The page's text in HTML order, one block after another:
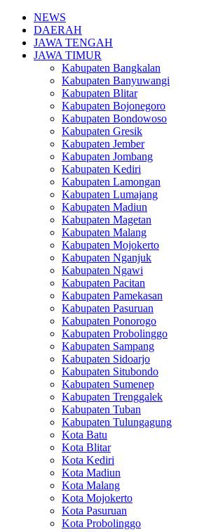
NEWS
DAERAH
JAWA TENGAH
JAWA TIMUR
Kabupaten Bangkalan
Kabupaten Banyuwangi
Kabupaten Blitar
Kabupaten Bojonegoro
Kabupaten Bondowoso
Kabupaten Gresik
Kabupaten Jember
Kabupaten Jombang
Kabupaten Kediri
Kabupaten Lamongan
Kabupaten Lumajang
Kabupaten Madiun
Kabupaten Magetan
Kabupaten Malang
Kabupaten Mojokerto
Kabupaten Nganjuk
Kabupaten Ngawi
Kabupaten Pacitan
Kabupaten Pamekasan
Kabupaten Pasuruan
Kabupaten Ponorogo
Kabupaten Probolinggo
Kabupaten Sampang
Kabupaten Sidoarjo
Kabupaten Situbondo
Kabupaten Sumenep
Kabupaten Trenggalek
Kabupaten Tuban
Kabupaten Tulungagung
Kota Batu
Kota Blitar
Kota Kediri
Kota Madiun
Kota Malang
Kota Mojokerto
Kota Pasuruan
Kota Probolinggo